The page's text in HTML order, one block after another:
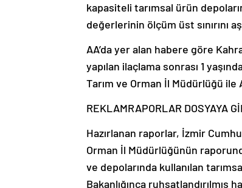
kapasiteli tarımsal ürün
değerlerinin ölçüm üst sınırını
AA’da yer alan habere göre
yapılan ilaçlama sonrası 1
Tarım ve Orman İl Müdürlüğü ile
REKLAMRAPORLAR DOSYAYA
Hazırlanan raporlar, İzmir
Orman İl Müdürlüğünün
ve depolarında kullanılan
Bakanlığınca